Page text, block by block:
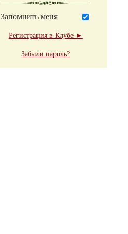
Запомнить меня
Регистрация в Клубе ►
Забыли пароль?